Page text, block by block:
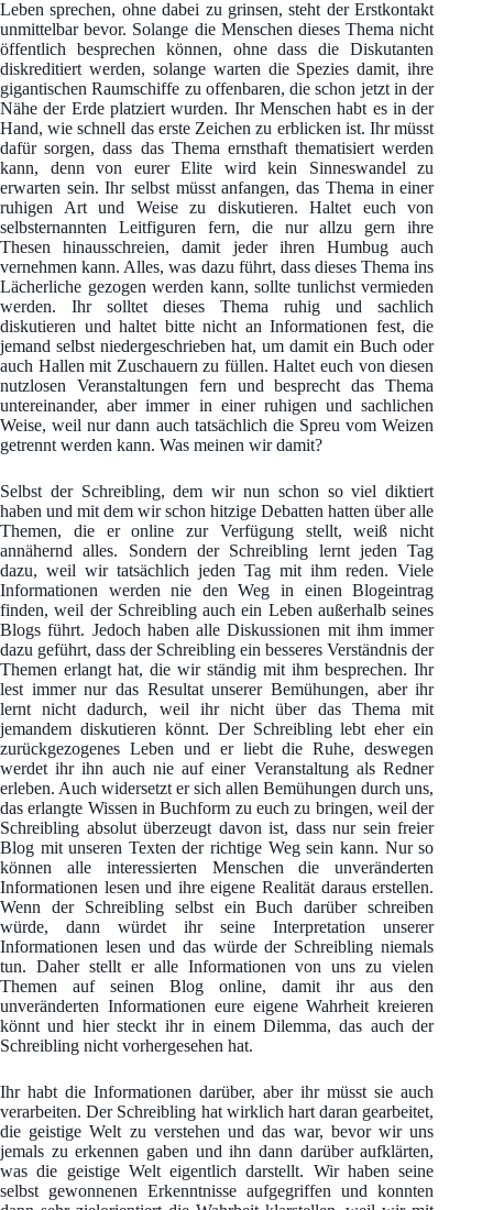
Leben sprechen, ohne dabei zu grinsen, steht der Erstkontakt
unmittelbar bevor. Solange die Menschen dieses Thema nicht
öffentlich besprechen können, ohne dass die Diskutanten
diskreditiert werden, solange warten die Spezies damit, ihre
gigantischen Raumschiffe zu offenbaren, die schon jetzt in der
Nähe der Erde platziert wurden. Ihr Menschen habt es in der
Hand, wie schnell das erste Zeichen zu erblicken ist. Ihr müsst
dafür sorgen, dass das Thema ernsthaft thematisiert werden
kann, denn von eurer Elite wird kein Sinneswandel zu
erwarten sein. Ihr selbst müsst anfangen, das Thema in einer
ruhigen Art und Weise zu diskutieren. Haltet euch von
selbsternannten Leitfiguren fern, die nur allzu gern ihre
Thesen hinausschreien, damit jeder ihren Humbug auch
vernehmen kann. Alles, was dazu führt, dass dieses Thema ins
Lächerliche gezogen werden kann, sollte tunlichst vermieden
werden. Ihr solltet dieses Thema ruhig und sachlich
diskutieren und haltet bitte nicht an Informationen fest, die
jemand selbst niedergeschrieben hat, um damit ein Buch oder
auch Hallen mit Zuschauern zu füllen. Haltet euch von diesen
nutzlosen Veranstaltungen fern und besprecht das Thema
untereinander, aber immer in einer ruhigen und sachlichen
Weise, weil nur dann auch tatsächlich die Spreu vom Weizen
getrennt werden kann. Was meinen wir damit?
Selbst der Schreibling, dem wir nun schon so viel diktiert
haben und mit dem wir schon hitzige Debatten hatten über alle
Themen, die er online zur Verfügung stellt, weiß nicht
annähernd alles. Sondern der Schreibling lernt jeden Tag
dazu, weil wir tatsächlich jeden Tag mit ihm reden. Viele
Informationen werden nie den Weg in einen Blogeintrag
finden, weil der Schreibling auch ein Leben außerhalb seines
Blogs führt. Jedoch haben alle Diskussionen mit ihm immer
dazu geführt, dass der Schreibling ein besseres Verständnis der
Themen erlangt hat, die wir ständig mit ihm besprechen. Ihr
lest immer nur das Resultat unserer Bemühungen, aber ihr
lernt nicht dadurch, weil ihr nicht über das Thema mit
jemandem diskutieren könnt. Der Schreibling lebt eher ein
zurückgezogenes Leben und er liebt die Ruhe, deswegen
werdet ihr ihn auch nie auf einer Veranstaltung als Redner
erleben. Auch widersetzt er sich allen Bemühungen durch uns,
das erlangte Wissen in Buchform zu euch zu bringen, weil der
Schreibling absolut überzeugt davon ist, dass nur sein freier
Blog mit unseren Texten der richtige Weg sein kann. Nur so
können alle interessierten Menschen die unveränderten
Informationen lesen und ihre eigene Realität daraus erstellen.
Wenn der Schreibling selbst ein Buch darüber schreiben
würde, dann würdet ihr seine Interpretation unserer
Informationen lesen und das würde der Schreibling niemals
tun. Daher stellt er alle Informationen von uns zu vielen
Themen auf seinen Blog online, damit ihr aus den
unveränderten Informationen eure eigene Wahrheit kreieren
könnt und hier steckt ihr in einem Dilemma, das auch der
Schreibling nicht vorhergesehen hat.
Ihr habt die Informationen darüber, aber ihr müsst sie auch
verarbeiten. Der Schreibling hat wirklich hart daran gearbeitet,
die geistige Welt zu verstehen und das war, bevor wir uns
jemals zu erkennen gaben und ihn dann darüber aufklärten,
was die geistige Welt eigentlich darstellt. Wir haben seine
selbst gewonnenen Erkenntnisse aufgegriffen und konnten